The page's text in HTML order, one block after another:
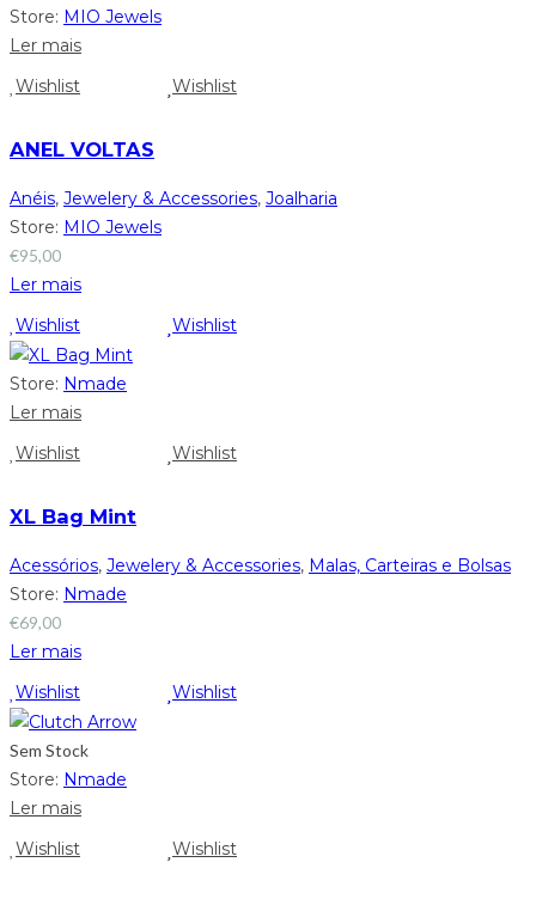
Store: MIO Jewels
Ler mais
Wishlist
Wishlist
ANEL VOLTAS
Anéis, Jewelery & Accessories, Joalharia
Store: MIO Jewels
€95,00
Ler mais
Wishlist
Wishlist
Store: Nmade
Ler mais
Wishlist
Wishlist
XL Bag Mint
Acessórios, Jewelery & Accessories, Malas, Carteiras e Bolsas
Store: Nmade
€69,00
Ler mais
Wishlist
Wishlist
Sem Stock
Store: Nmade
Ler mais
Wishlist
Wishlist